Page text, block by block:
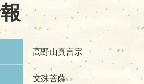
高野山真言宗
文殊菩薩